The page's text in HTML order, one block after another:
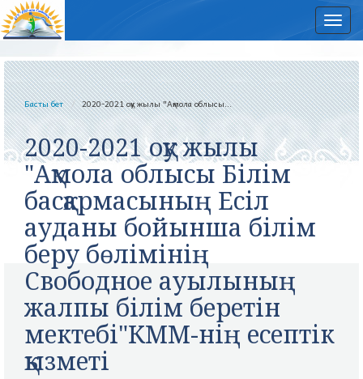
Басты бет 2020-2021 оқу жылы "Ақмола облысы...
2020-2021 оқу жылы
"Ақмола облысы Білім
басқармасының Есіл
ауданы бойынша білім
беру бөлімінің
Свободное ауылының
жалпы білім беретін
мектебі"КММ-нің есептік
қызметі